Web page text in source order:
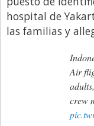
Tendencias
Viajes
hospital de
las familias y
Air
crew